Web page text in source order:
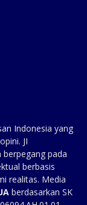
Indonesia yang
JI
pada
berbasis
realitas. Media
berdasarkan SK